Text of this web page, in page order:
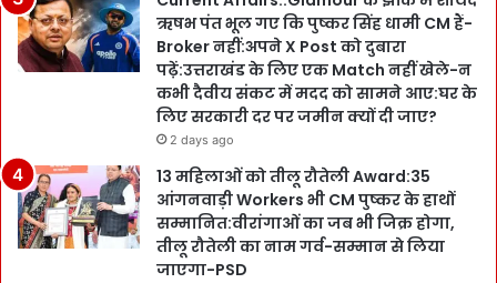
ऋषभ पंत भूल गए कि पुष्कर सिंह धामी CM हैं-
Broker नहीं:अपने X Post को दुबारा
पढ़ें:उत्तराखंड के लिए एक Match नहीं खेले-न
कभी दैवीय संकट में मदद को सामने आए:घर के
लिए सरकारी दर पर जमीन क्यों दी जाए?
2 days ago
13 महिलाओं को तीलू रौतेली Award:35
आंगनवाड़ी Workers भी CM पुष्कर के हाथों
सम्मानित:वीरांगाओं का जब भी जिक्र होगा,
तीलू रौतेली का नाम गर्व-सम्मान से लिया
जाएगा-PSD